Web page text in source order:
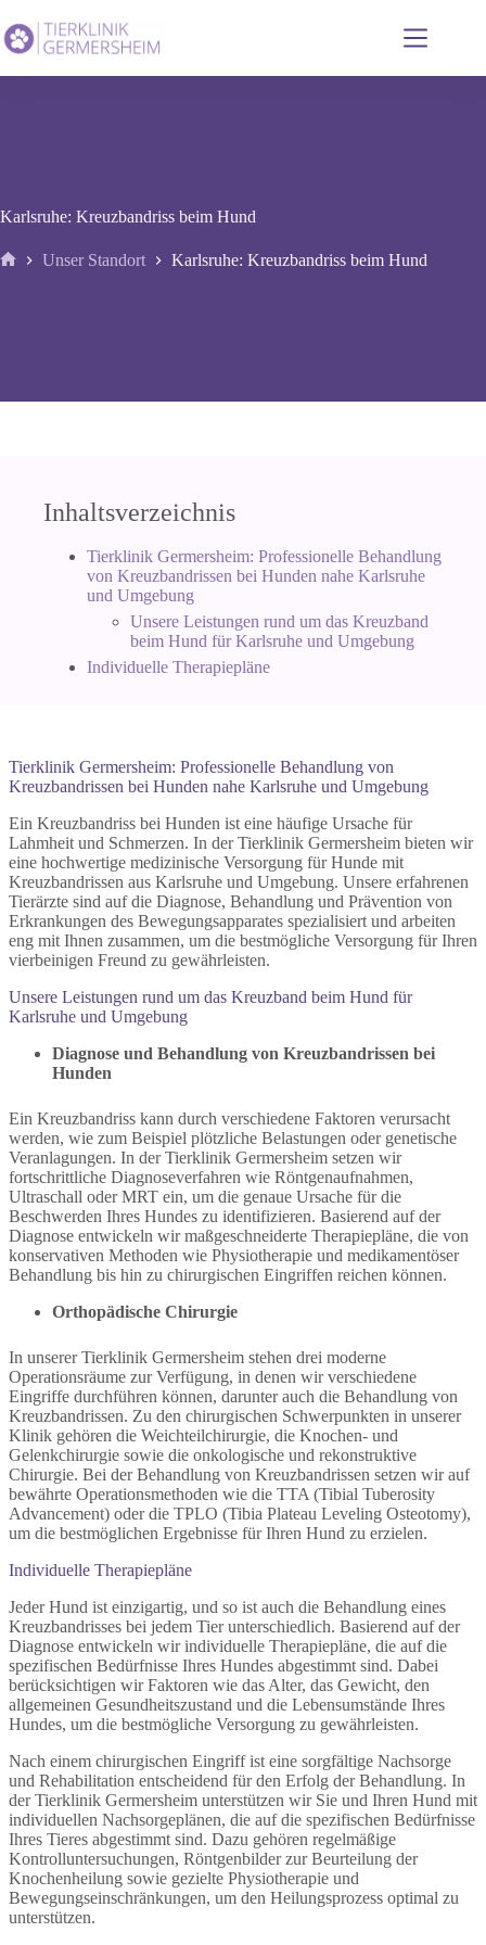
Inhalt
springen
Karlsruhe: Kreuzbandriss beim Hund
Unser Standort Karlsruhe: Kreuzbandriss beim Hund
Inhaltsverzeichnis
Tierklinik Germersheim: Professionelle Behandlung
von Kreuzbandrissen bei Hunden nahe Karlsruhe
und Umgebung
Unsere Leistungen rund um das Kreuzband
beim Hund für Karlsruhe und Umgebung
Individuelle Therapiepläne
Tierklinik Germersheim: Professionelle Behandlung von
Kreuzbandrissen bei Hunden nahe Karlsruhe und Umgebung
Ein Kreuzbandriss bei Hunden ist eine häufige Ursache für
Lahmheit und Schmerzen. In der Tierklinik Germersheim bieten wir
eine hochwertige medizinische Versorgung für Hunde mit
Kreuzbandrissen aus Karlsruhe und Umgebung. Unsere erfahrenen
Tierärzte sind auf die Diagnose, Behandlung und Prävention von
Erkrankungen des Bewegungsapparates spezialisiert und arbeiten
eng mit Ihnen zusammen, um die bestmögliche Versorgung für Ihren
vierbeinigen Freund zu gewährleisten.
Unsere Leistungen rund um das Kreuzband beim Hund für
Karlsruhe und Umgebung
Diagnose und Behandlung von Kreuzbandrissen bei
Hunden
Ein Kreuzbandriss kann durch verschiedene Faktoren verursacht
werden, wie zum Beispiel plötzliche Belastungen oder genetische
Veranlagungen. In der Tierklinik Germersheim setzen wir
fortschrittliche Diagnoseverfahren wie Röntgenaufnahmen,
Ultraschall oder MRT ein, um die genaue Ursache für die
Beschwerden Ihres Hundes zu identifizieren. Basierend auf der
Diagnose entwickeln wir maßgeschneiderte Therapiepläne, die von
konservativen Methoden wie Physiotherapie und medikamentöser
Behandlung bis hin zu chirurgischen Eingriffen reichen können.
Orthopädische Chirurgie
In unserer Tierklinik Germersheim stehen drei moderne
Operationsräume zur Verfügung, in denen wir verschiedene
Eingriffe durchführen können, darunter auch die Behandlung von
Kreuzbandrissen. Zu den chirurgischen Schwerpunkten in unserer
Klinik gehören die Weichteilchirurgie, die Knochen- und
Gelenkchirurgie sowie die onkologische und rekonstruktive
Chirurgie. Bei der Behandlung von Kreuzbandrissen setzen wir auf
bewährte Operationsmethoden wie die TTA (Tibial Tuberosity
Advancement) oder die TPLO (Tibia Plateau Leveling Osteotomy),
um die bestmöglichen Ergebnisse für Ihren Hund zu erzielen.
Individuelle Therapiepläne
Jeder Hund ist einzigartig, und so ist auch die Behandlung eines
Kreuzbandrisses bei jedem Tier unterschiedlich. Basierend auf der
Diagnose entwickeln wir individuelle Therapiepläne, die auf die
spezifischen Bedürfnisse Ihres Hundes abgestimmt sind. Dabei
berücksichtigen wir Faktoren wie das Alter, das Gewicht, den
allgemeinen Gesundheitszustand und die Lebensumstände Ihres
Hundes, um die bestmögliche Versorgung zu gewährleisten.
Nach einem chirurgischen Eingriff ist eine sorgfältige Nachsorge
und Rehabilitation entscheidend für den Erfolg der Behandlung. In
der Tierklinik Germersheim unterstützen wir Sie und Ihren Hund mit
individuellen Nachsorgeplänen, die auf die spezifischen Bedürfnisse
Ihres Tieres abgestimmt sind. Dazu gehören regelmäßige
Kontrolluntersuchungen, Röntgenbilder zur Beurteilung der
Knochenheilung sowie gezielte Physiotherapie und
Bewegungseinschränkungen, um den Heilungsprozess optimal zu
unterstützen.